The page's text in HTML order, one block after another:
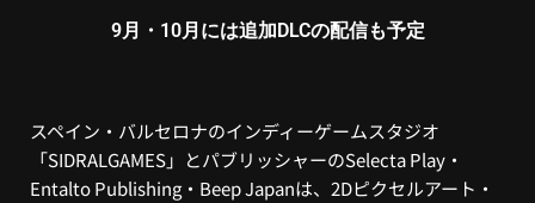
9月・10月には追加DLCの配信も予定
スペイン・バルセロナのインディーゲームスタジオ
「SIDRALGAMES」とパブリッシャーのSelecta Play・
Entalto Publishing・Beep Japanは、 2Dピクセルアート・